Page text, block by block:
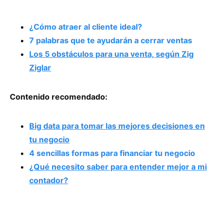
¿Cómo atraer al cliente ideal?
7 palabras que te ayudarán a cerrar ventas
Los 5 obstáculos para una venta, según Zig
Ziglar
Contenido recomendado:
Big data para tomar las mejores decisiones en
tu negocio
4 sencillas formas para financiar tu negocio
¿Qué necesito saber para entender mejor a mi
contador?